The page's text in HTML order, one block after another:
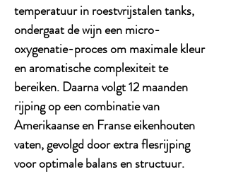
temperatuur in roestvrijstalen tanks,
ondergaat de wijn een micro-
oxygenatie-proces om maximale kleur
en aromatische complexiteit te
bereiken. Daarna volgt12 maanden
rijping op een combinatie van
Amerikaanse en Franse eikenhouten
vaten, gevolgd door extra flesrijping
voor optimale balans en structuur.